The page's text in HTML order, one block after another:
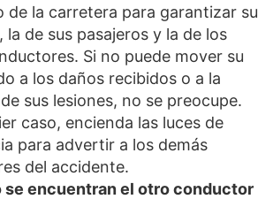
de la carretera para garantizar su
la de sus pasajeros y la de los
Si no puede mover su
a los daños recibidos o a la
sus lesiones, no se preocupe.
caso, encienda las luces de
para advertir a los demás
del accidente.
se encuentran el otro conductor